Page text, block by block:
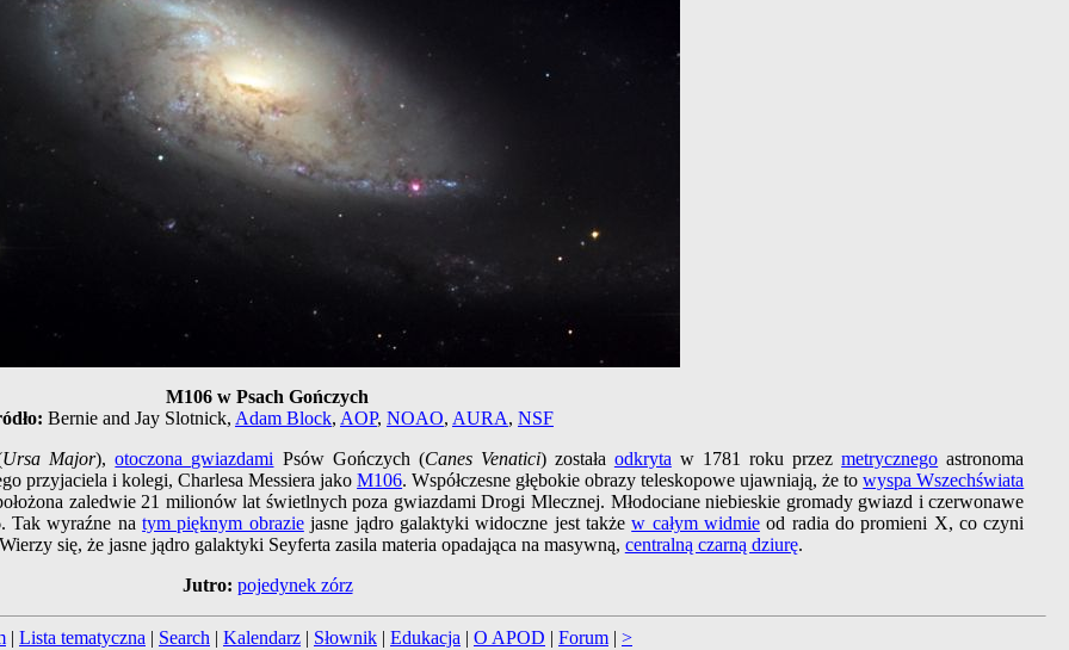
M106 w Psach Gończych
Bernie and Jay Slotnick, Adam Block, AOP, NOAO, AURA, NSF
Ursa Major),otoczona gwiazdami Psów Gończych (Canes Venatici) została odkryta w 1781 roku przezmetrycznego astronoma
przyjaciela i kolegi, Charlesa Messiera jakoM106. Współczesne głębokie obrazy teleskopowe ujawniają, że towyspa Wszechświata
zaledwie 21 milionów lat świetlnych poza gwiazdami Drogi Mlecznej. Młodociane niebieskie gromady gwiazd i czerwonawe
Tak wyraźne natym pięknym obraziejasne jądro galaktyki widoczne jest takżew całym widmieod radia do promieni X, co czyni
się, że jasne jądro galaktyki Seyferta zasila materia opadająca na masywną, centralną czarną dziurę.
Jutro: pojedynek zórz
| Lista tematyczna | Search | Kalendarz | Słownik | Edukacja | O APOD | Forum | >